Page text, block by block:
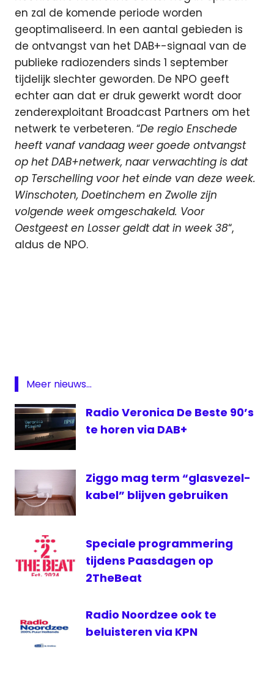
en zal de komende periode worden
geoptimaliseerd. In een aantal gebieden is
de ontvangst van het DAB+-signaal van de
publieke radiozenders sinds 1 september
tijdelijk slechter geworden. De NPO geeft
echter aan dat er druk gewerkt wordt door
zenderexploitant Broadcast Partners om het
netwerk te verbeteren. “De regio Enschede
heeft vanaf vandaag weer goede ontvangst
op het DAB+netwerk, naar verwachting is dat
op Terschelling voor het einde van deze week.
Winschoten, Doetinchem en Zwolle zijn
volgende week omgeschakeld. Voor
Oestgeest en Losser geldt dat in week 38“,
aldus de NPO.
NPO
Meer nieuws...
Radio Veronica De Beste 90’s
te horen via DAB+
Ziggo mag term “glasvezel-
kabel” blijven gebruiken
Speciale programmering
tijdens Paasdagen op
2TheBeat
Radio Noordzee ook te
beluisteren via KPN